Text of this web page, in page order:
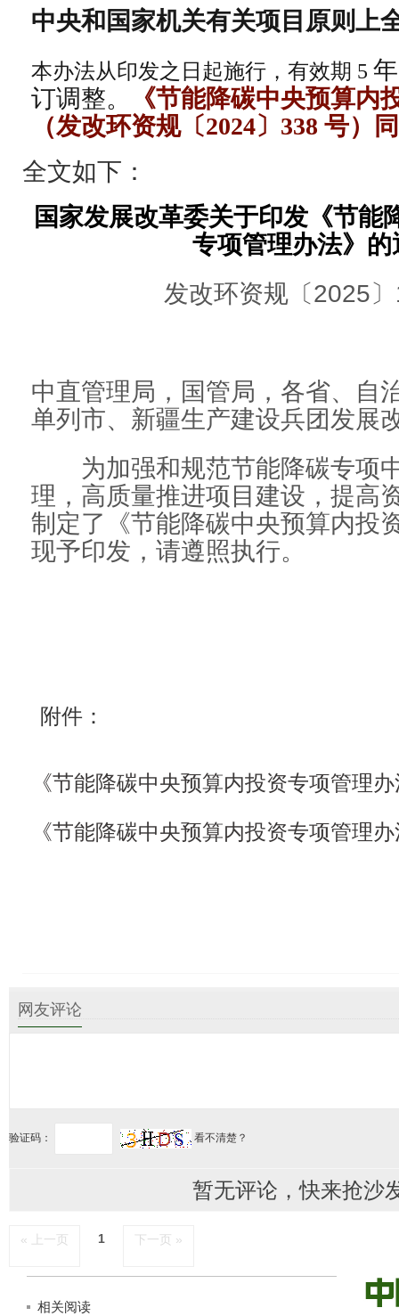
中央和国家机关有关项目原则上
本办法从印发之日起施行，有效期 5
订调整。
《节能降碳中央预算内
（发改环资规〔2024〕 338 号）
全文如下：
国家发展改革委关于印发《节能
专项管理办法》的
发改环资规〔2025
中直管理局，国管局，各省、自
单列市、新疆生产建设兵团发展
为加强和规范节能降碳专项
理，高质量推进项目建设，提高
制定了《节能降碳中央预算内投
现予印发，请遵照执行。
附件：
《节能降碳中央预算内投资专项管理
《节能降碳中央预算内投资专项管理
网友评论
验证码： 看不清楚？
暂无评论，快来抢沙
« 上一页 1 下一页 »
相关阅读